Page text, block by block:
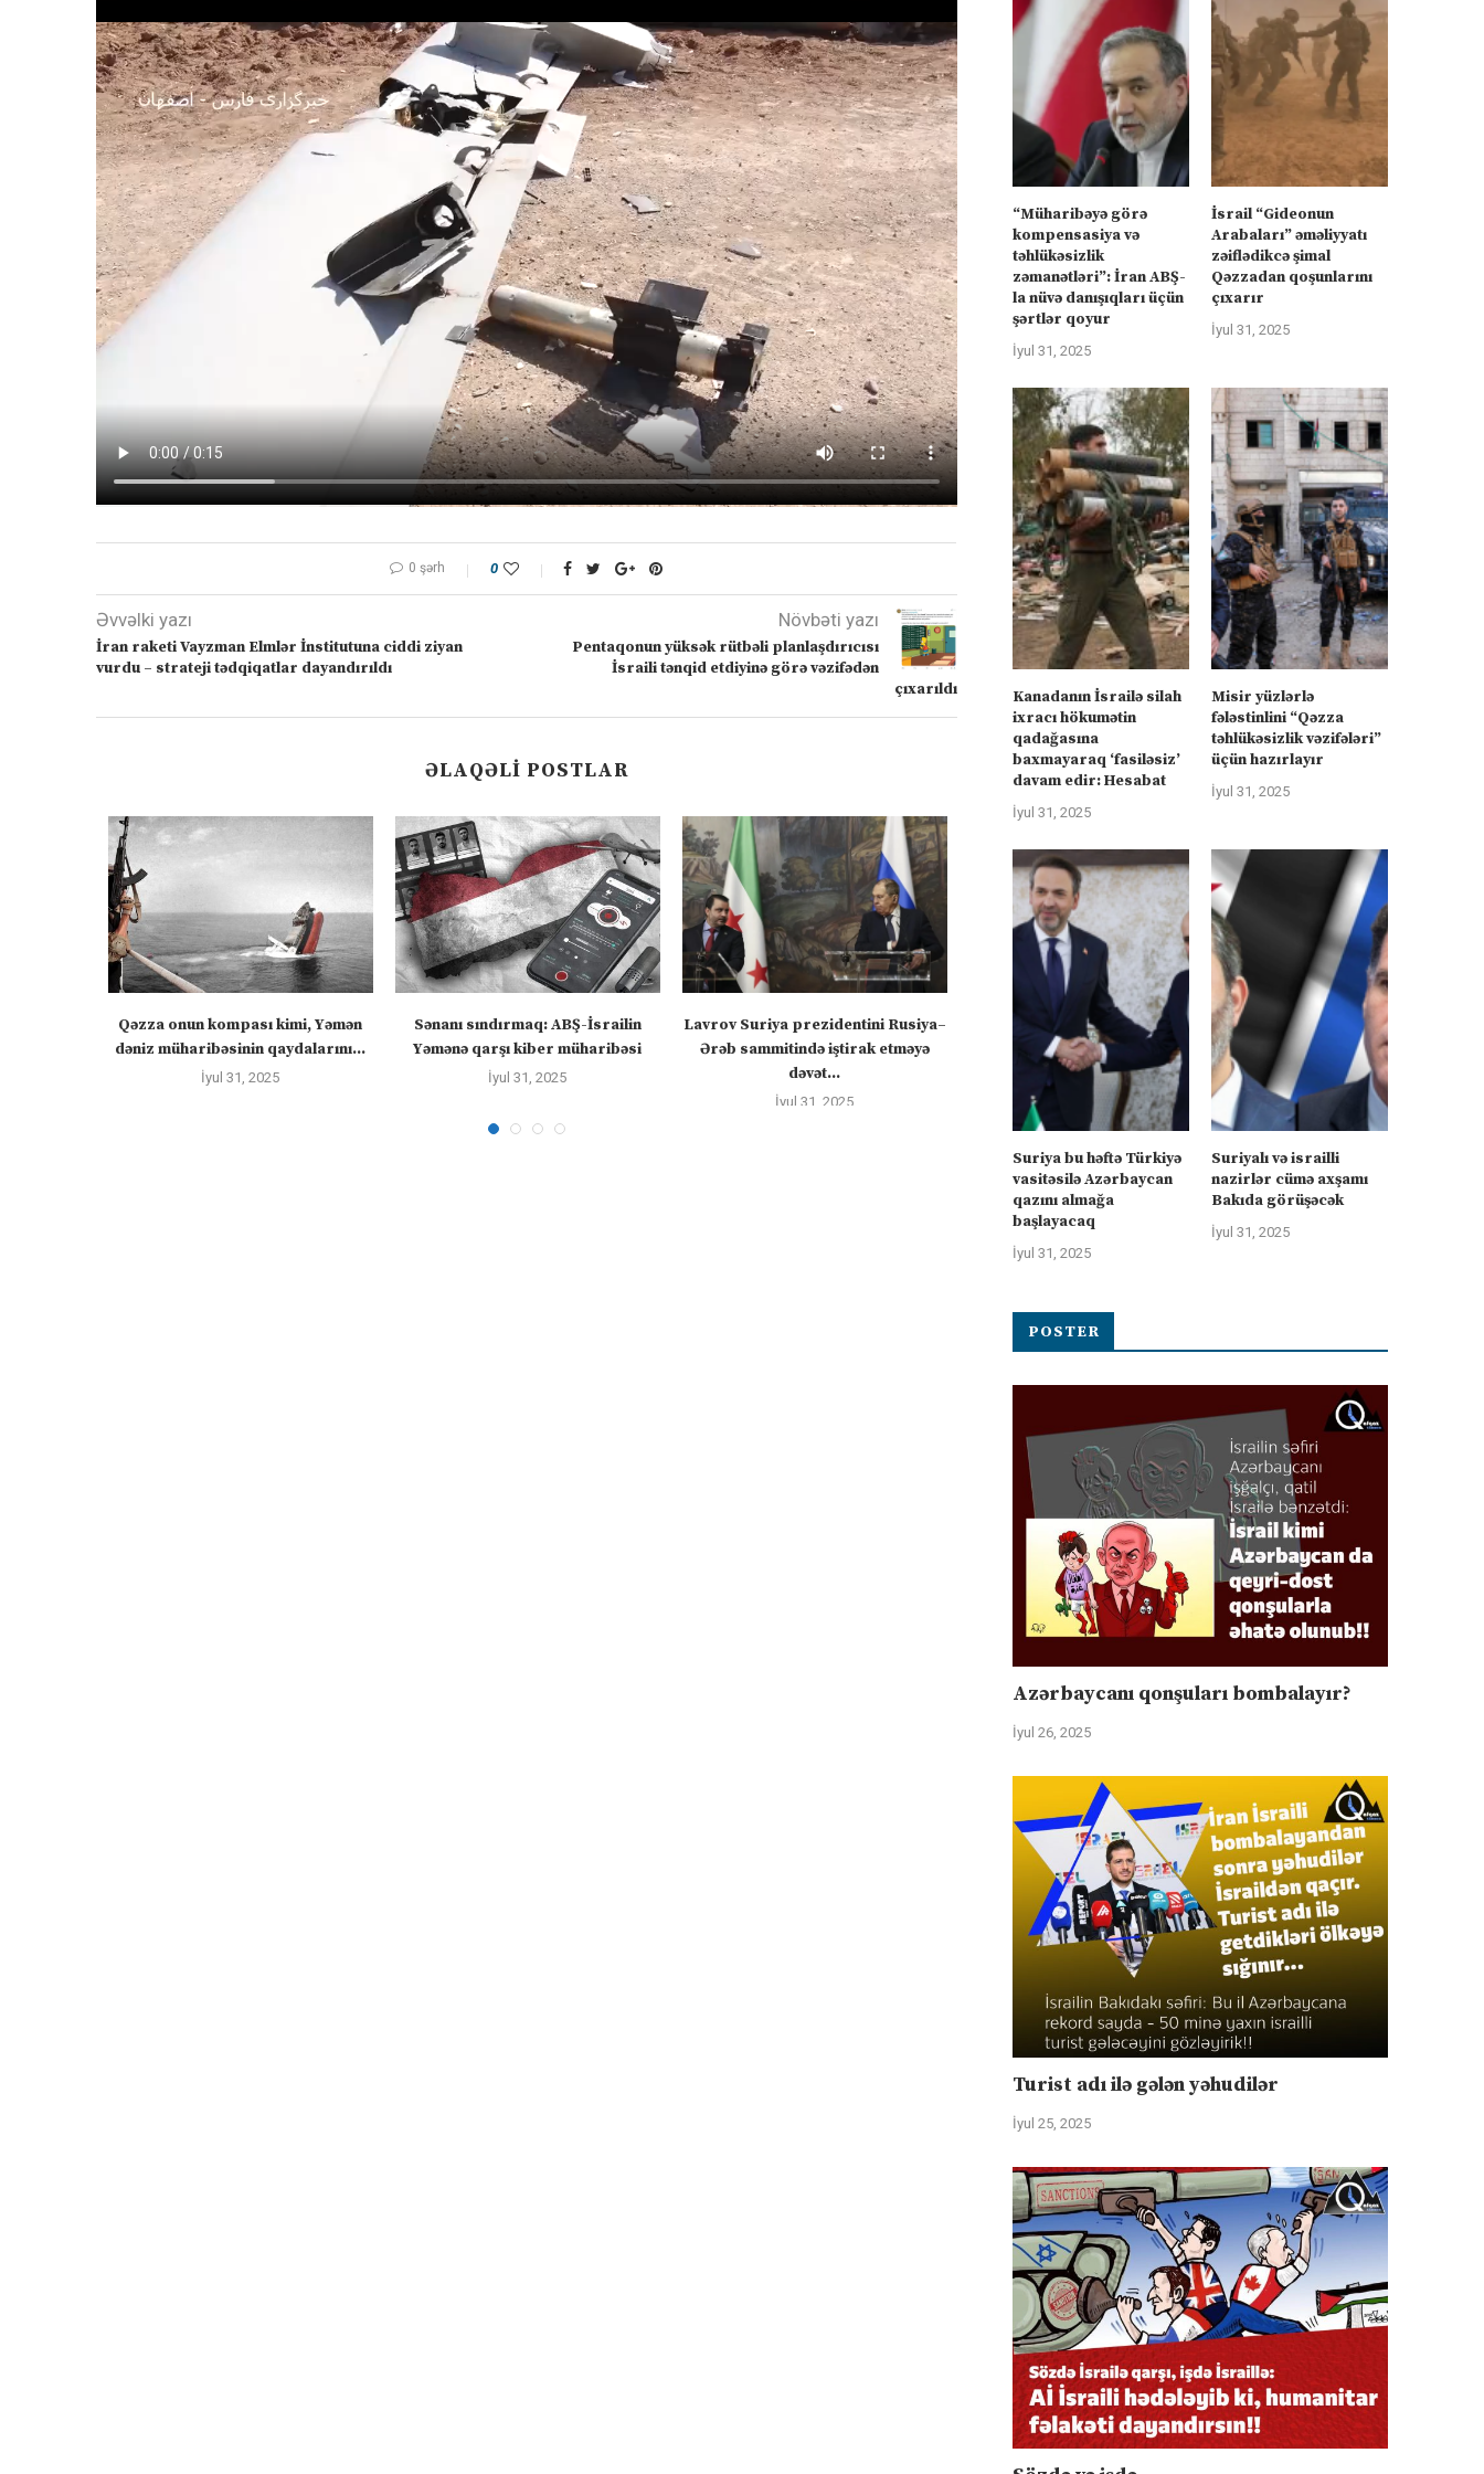
0 şərh 0
Əvvəlki yazı
İran raketi Vayzman Elmlər İnstitutuna ciddi ziyan
vurdu – strateji tədqiqatlar dayandırıldı
Növbəti yazı
Pentaqonun yüksək rütbəli planlaşdırıcısı
İsraili tənqid etdiyinə görə vəzifədən
çıxarıldı
ƏLAQƏLI POSTLAR
Qəzza onun kompası kimi, Yəmən
dəniz müharibəsinin qaydalarını...
İyul 31, 2025
Sənanı sındırmaq: ABŞ-İsrailin
Yəmənə qarşı kiber müharibəsi
İyul 31, 2025
Lavrov Suriya prezidentini Rusiya–
Ərəb sammitində iştirak etməyə
dəvət...
İyul 31, 2025
“Müharibəyə görə kompensasiya və
təhlükəsizlik zəmanətləri”: İran
ABŞ-la...
İyul 31, 2025
İsrail “Gideonun
əməliyyatı zəiflədikcə
Qəzzadan qoşunlarını...
İyul 31, 2025
“Müharibəyə görə
kompensasiya və
təhlükəsizlik
zəmanətləri”: İran ABŞ-
la nüvə danışıqları üçün
şərtlər qoyur
İyul 31, 2025
İsrail “Gideonun
Arabaları” əməliyyatı
zəiflədikcə şimal
Qəzzadan qoşunlarını
çıxarır
İyul 31, 2025
Kanadanın İsrailə silah
ixracı hökumətin
qadağasına
baxmayaraq ‘fasiləsiz’
davam edir: Hesabat
İyul 31, 2025
Misir yüzlərlə
fələstinlini “Qəzza
təhlükəsizlik vəzifələri”
üçün hazırlayır
İyul 31, 2025
Suriya bu həftə Türkiyə
vasitəsilə Azərbaycan
qazını almağa
başlayacaq
İyul 31, 2025
Suriyalı və israilli
nazirlər cümə axşamı
Bakıda görüşəcək
İyul 31, 2025
POSTER
Azərbaycanı qonşuları bombalayır?
İyul 26, 2025
Turist adı ilə gələn yəhudilər
İyul 25, 2025